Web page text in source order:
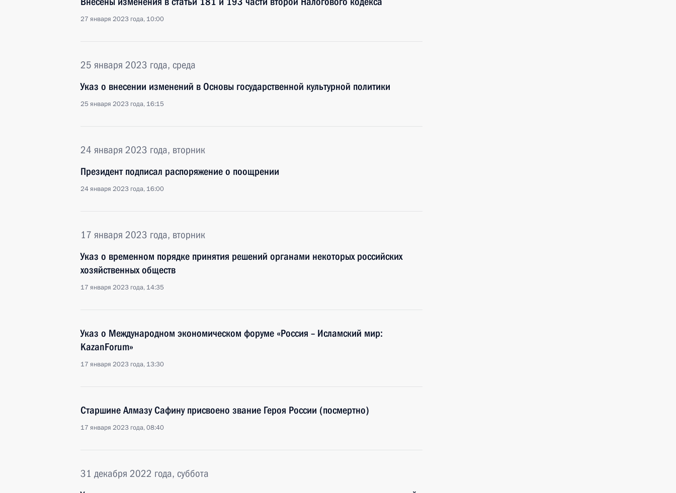
27 января 2023 года, 10:00
25 января 2023 года, среда
Указ о внесении изменений в Основы государственной культурной политики
25 января 2023 года, 16:15
24 января 2023 года, вторник
Президент подписал распоряжение о поощрении
24 января 2023 года, 16:00
17 января 2023 года, вторник
Указ о временном порядке принятия решений органами некоторых российских
хозяйственных обществ
17 января 2023 года, 14:35
Указ о Международном экономическом форуме «Россия – Исламский мир:
KazanForum»
17 января 2023 года, 13:30
Старшине Алмазу Сафину присвоено звание Героя России (посмертно)
17 января 2023 года, 08:40
31 декабря 2022 года, суббота